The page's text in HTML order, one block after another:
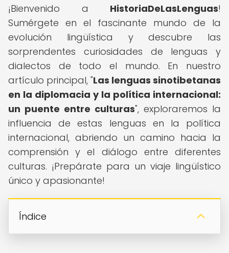
¡Bienvenido a HistoriaDeLasLenguas!
Sumérgete en el fascinante mundo de la
evolución lingüística y descubre las
sorprendentes curiosidades de lenguas y
dialectos de todo el mundo. En nuestro
artículo principal, "Las lenguas sinotibetanas
en la diplomacia y la política internacional:
un puente entre culturas", exploraremos la
influencia de estas lenguas en la política
internacional, abriendo un camino hacia la
comprensión y el diálogo entre diferentes
culturas. ¡Prepárate para un viaje lingüístico
único y apasionante!
Índice